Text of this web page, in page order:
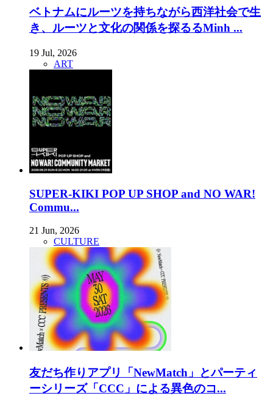
ベトナムにルーツを持ちながら西洋社会で生
き、ルーツと文化の関係を探るるMinh ...
19 Jul, 2026
ART
SUPER-KIKI POP UP SHOP and NO WAR!
Commu...
21 Jun, 2026
CULTURE
友だち作りアプリ「NewMatch」とパーティ
ーシリーズ「CCC」による異色のコ...